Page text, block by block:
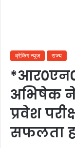
ब्रेकिंग न्यूज़ राज्य
अभिषेक ने
प्रवेश
सफलता